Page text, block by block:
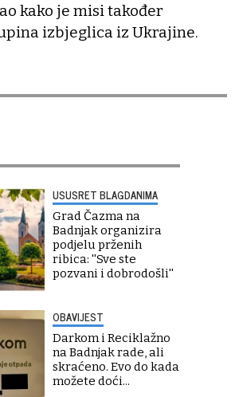
kako je misi također
izbjeglica iz Ukrajine.
USUSRET BLAGDANIMA
Grad Čazma na
Badnjak organizira
podjelu prženih
ribica: ''Sve ste
pozvani i dobrodošli''
OBAVIJEST
Darkom i Reciklažno
na Badnjak rade, ali
skraćeno. Evo do kada
možete doći...